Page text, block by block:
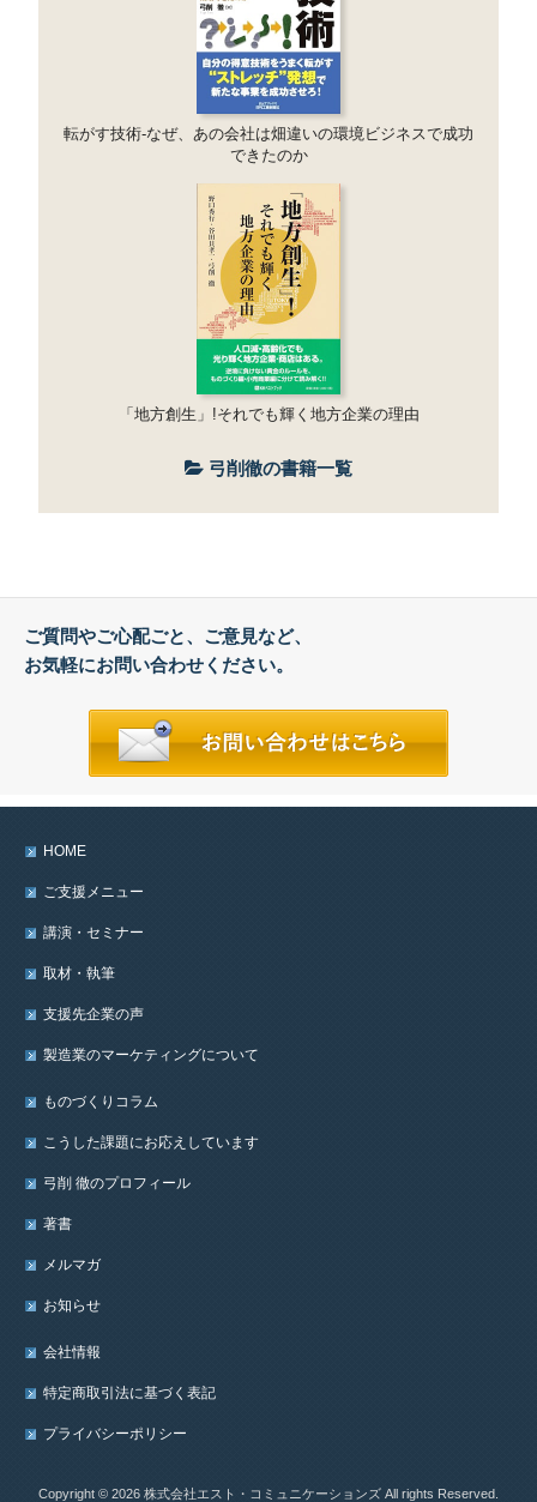
転がす技術-なぜ、あの会社は畑違いの環境ビジネスで成功
できたのか
「地方創生」!それでも輝く地方企業の理由
弓削徹の書籍一覧
ご質問やご心配ごと、ご意見など、
お気軽にお問い合わせください。
HOME
ご支援メニュー
講演・セミナー
取材・執筆
支援先企業の声
製造業のマーケティングについて
ものづくりコラム
こうした課題にお応えしています
弓削 徹のプロフィール
著書
メルマガ
お知らせ
会社情報
特定商取引法に基づく表記
プライバシーポリシー
Copyright © 2026 株式会社エスト・コミュニケーションズ All rights Reserved.